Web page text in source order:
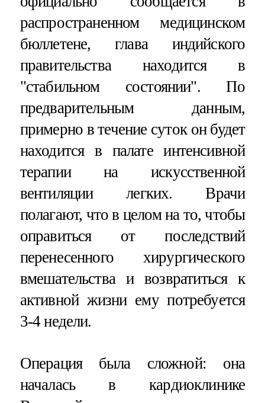
распространенном медицинском
бюллетене, глава индийского
правительства находится в
"стабильном состоянии". По
предварительным данным,
примерно в течение суток он будет
находится в палате интенсивной
терапии на искусственной
вентиляции легких. Врачи
полагают, что в целом на то, чтобы
оправиться от последствий
перенесенного хирургического
вмешательства и возвратиться к
активной жизни ему потребуется
3-4 недели.
Операция была сложной: она
началась в кардиоклинике